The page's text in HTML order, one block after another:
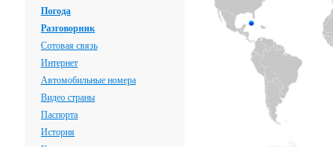
Погода
Разговорник
Сотовая связь
Интернет
Автомобильные номера
Видео страны
Паспорта
История